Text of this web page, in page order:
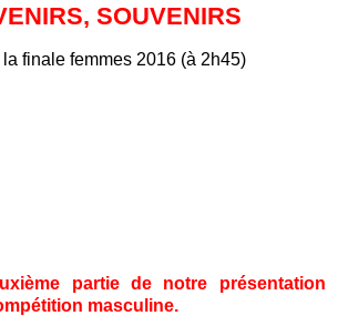
SOUVENIRS
finale femmes 2016 (à 2h45)
partie de notre présentation
masculine.